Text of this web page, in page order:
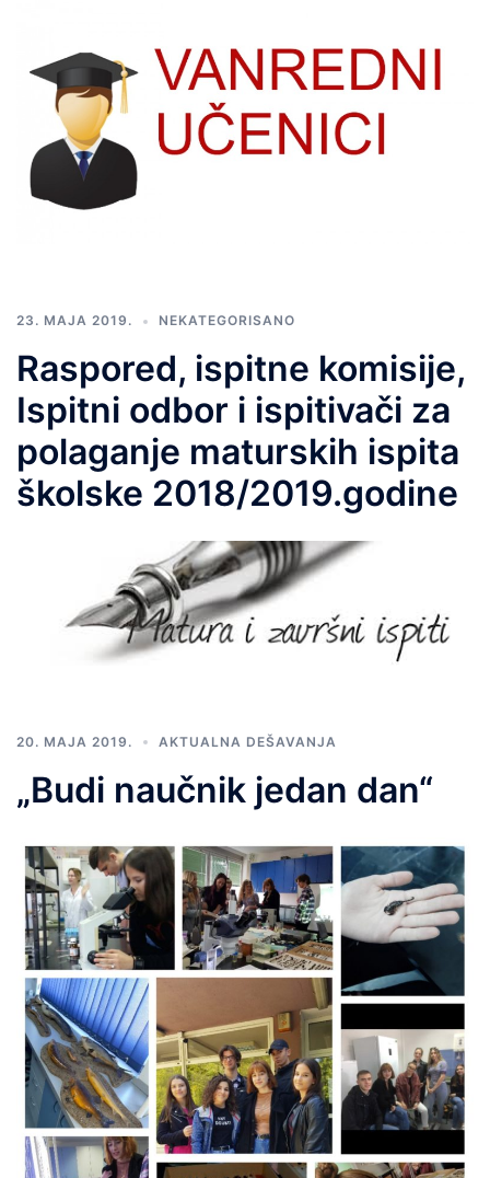
23. MAJA 2019. NEKATEGORISANO
Raspored, ispitne komisije,
Ispitni odbor i ispitivači za
polaganje maturskih ispita
školske 2018/2019.godine
20. MAJA 2019. AKTUALNA DEŠAVANJA
„Budi naučnik jedan dan“